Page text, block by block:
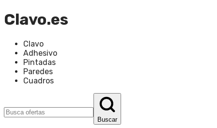
Clavo.es
Clavo
Adhesivo
Pintadas
Paredes
Cuadros
Buscar